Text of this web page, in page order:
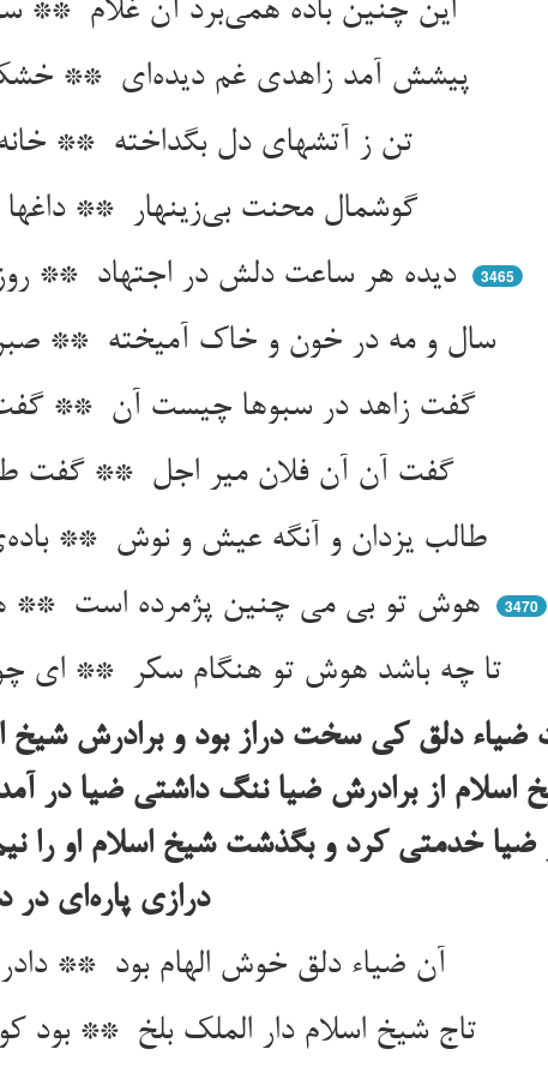
تن ز آتشهای دل بگداخته ** خانه از غیر خدا پرداخته
گوشمال محنت بی‌زینهار ** داغها بر داغها چندین هزار
دیده هر ساعت دلش در اجتهاد ** روز و شب چفسیده او بر اجتهاد
3465
سال و مه در خون و خاک آمیخته ** صبر و حلمش نیم‌شب بگریخته
گفت زاهد در سبوها چیست آن ** گفت باده گفت آن کیست آن
گفت آن آن فلان میر اجل ** گفت طالب را چنین باشد عمل
3470
تا چه باشد هوش تو هنگام سکر ** ای چو مرغی گشته صید دام سکر
ضیاء دلق کی سخت دراز بود و برادرش شیخ
اسلام از برادرش ضیا ننگ داشتی ضیا در
ضیا خدمتی کرد و بگذشت شیخ اسلام او
درازی پاره‌ای در دزد